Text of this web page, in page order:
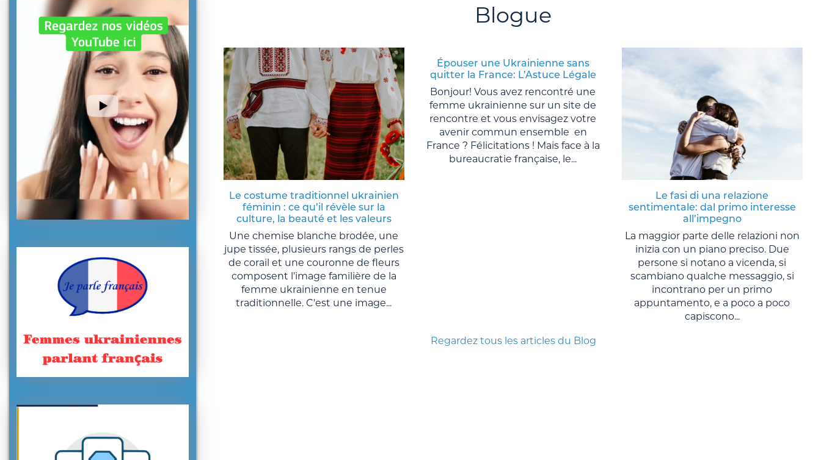
Blogue
Le costume traditionnel ukrainien
féminin : ce qu’il révèle sur la
culture, la beauté et les valeurs
Une chemise blanche brodée, une
jupe tissée, plusieurs rangs de perles
de corail et une couronne de fleurs
composent l'image familière de la
femme ukrainienne en tenue
traditionnelle. C'est une image...
Épouser une Ukrainienne sans
quitter la France: L’Astuce Légale
Bonjour! Vous avez rencontré une
femme ukrainienne sur un site de
rencontre et vous envisagez votre
avenir commun ensemble en
France ? Félicitations ! Mais face à la
bureaucratie française, le...
Le fasi di una relazione
sentimentale: dal primo interesse
all’impegno
La maggior parte delle relazioni non
inizia con un piano preciso. Due
persone si notano a vicenda, si
scambiano qualche messaggio, si
incontrano per un primo
appuntamento, e a poco a poco
capiscono...
Regardez tous les articles du Blog